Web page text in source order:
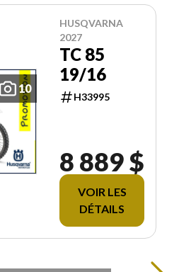
10
HUSQVARNA
2027
TC 85
19/16
H33995
8 889 $
VOIR LES
DÉTAILS